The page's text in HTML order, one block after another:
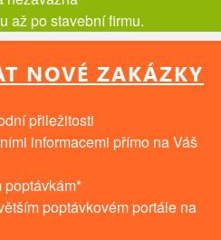
až po stavební firmu.
NOVÉ ZAKÁZKY
přiležitosti
informacemi přímo na Váš
poptávkám*
poptávkovém portále na